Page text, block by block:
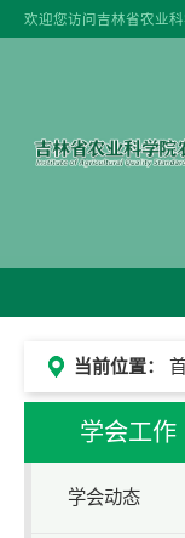
欢迎您访问吉林省农业
当前位置：
学会工作
学会动态